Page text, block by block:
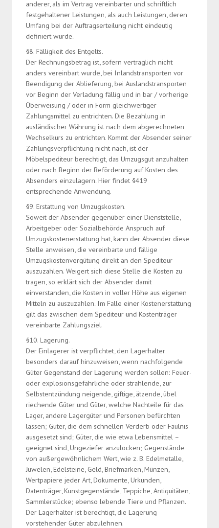
anderer, als im Vertrag vereinbarter und schriftlich
festgehaltener Leistungen, als auch Leistungen, deren
Umfang bei der Auftragserteilung nicht eindeutig
definiert wurde.
§8. Fälligkeit des Entgelts.
Der Rechnungsbetrag ist, sofern vertraglich nicht
anders vereinbart wurde, bei Inlandstransporten vor
Beendigung der Ablieferung, bei Auslandstransporten
vor Beginn der Verladung fällig und in bar / vorherige
Überweisung / oder in Form gleichwertiger
Zahlungsmittel zu entrichten. Die Bezahlung in
ausländischer Währung ist nach dem abgerechneten
Wechselkurs zu entrichten. Kommt der Absender seiner
Zahlungsverpflichtung nicht nach, ist der
Möbelspediteur berechtigt, das Umzugsgut anzuhalten
oder nach Beginn der Beförderung auf Kosten des
Absenders einzulagern. Hier findet §419
entsprechende Anwendung.
§9. Erstattung von Umzugskosten.
Soweit der Absender gegenüber einer Dienststelle,
Arbeitgeber oder Sozialbehörde Anspruch auf
Umzugskostenerstattung hat, kann der Absender diese
Stelle anweisen, die vereinbarte und fällige
Umzugskostenvergütung direkt an den Spediteur
auszuzahlen. Weigert sich diese Stelle die Kosten zu
tragen, so erklärt sich der Absender damit
einverstanden, die Kosten in voller Höhe aus eigenen
Mitteln zu auszuzahlen. Im Falle einer Kostenerstattung
gilt das zwischen dem Spediteur und Kostenträger
vereinbarte Zahlungsziel.
§10. Lagerung.
Der Einlagerer ist verpflichtet, den Lagerhalter
besonders darauf hinzuweisen, wenn nachfolgende
Güter Gegenstand der Lagerung werden sollen: Feuer-
oder explosionsgefährliche oder strahlende, zur
Selbstentzündung neigende, giftige, ätzende, übel
riechende Güter und Güter, welche Nachteile für das
Lager, andere Lagergüter und Personen befürchten
lassen; Güter, die dem schnellen Verderb oder Fäulnis
ausgesetzt sind; Güter, die wie etwa Lebensmittel –
geeignet sind, Ungeziefer anzulocken; Gegenstände
von außergewöhnlichem Wert, wie z. B. Edelmetalle,
Juwelen, Edelsteine, Geld, Briefmarken, Münzen,
Wertpapiere jeder Art, Dokumente, Urkunden,
Datenträger, Kunstgegenstände, Teppiche, Antiquitäten,
Sammlerstücke; ebenso lebende Tiere und Pflanzen.
Der Lagerhalter ist berechtigt, die Lagerung
vorstehender Güter abzulehnen.